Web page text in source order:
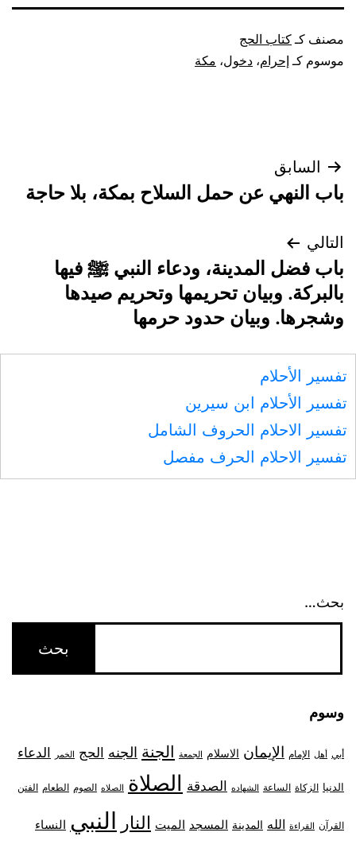
مصنف كـكتاب الحج
موسوم كـ إحرام، دخول، مكة
تصفّح
المقالات
السابق
باب النهي عن حمل السلاح بمكة، بلا حاجة
التالي
باب فضل المدينة، ودعاء النبي ﷺ فيها
بالبركة. وبيان تحريمها وتحريم صيدها
وشجرها. وبيان حدود حرمها
تفسير الأحلام
تفسير الأحلام ابن سيرين
تفسير الاحلام الحروف الشامل
تفسير الاحلام الحرف مفصل
بحث…
وسوم
أبي أهل الإمام الإيمان الاسلام الجمعة الجنة الجنه الحج الخمر الدعاء
الدنيا الزكاة الساعة الشهاده الصدقة الصلاة الصلاه الصوم الطعام الفتن
القرآن القراءة الله المدينة المسجد الميت النار النبي النساء